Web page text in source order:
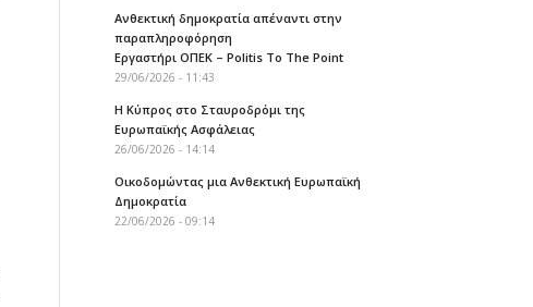
Ανθεκτική δημοκρατία απέναντι στην
παραπληροφόρηση
Εργαστήρι ΟΠΕΚ – Politis To The Point
29/06/2026 - 11:43
Η Κύπρος στο Σταυροδρόμι της
Ευρωπαϊκής Ασφάλειας
26/06/2026 - 14:14
Οικοδομώντας μια Ανθεκτική Ευρωπαϊκή
Δημοκρατία
22/06/2026 - 09:14